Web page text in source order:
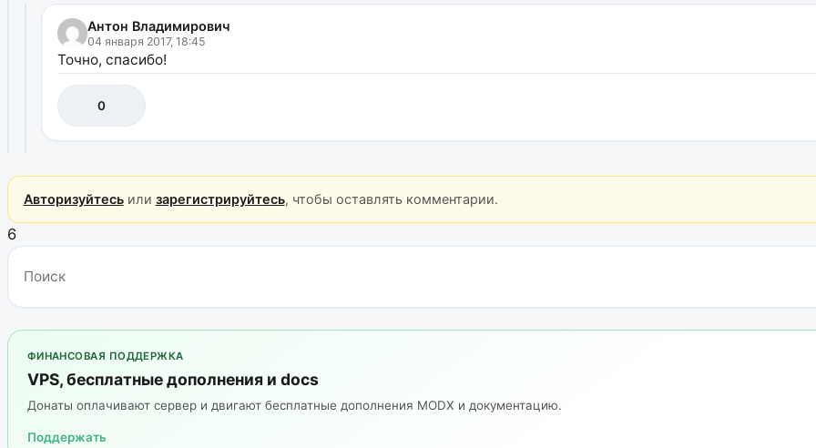
Антон Владимирович
04 января 2017, 18:45
Точно, спасибо!
0
Авторизуйтесьили зарегистрируйтесь, чтобы оставлять комментарии.
6
ФИНАНСОВАЯ ПОДДЕРЖКА
VPS, бесплатные дополнения и docs
Донаты оплачивают сервер и двигают бесплатные дополнения MODX и документацию.
Поддержать